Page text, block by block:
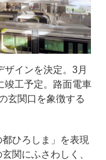
インを決定。3月
竣工予定。路面電車
玄関口を象徴する
ひろしま」を表現
関にふさわしく、